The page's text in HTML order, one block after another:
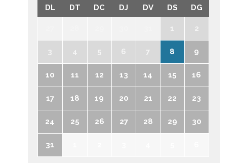
DL
DT DC DJ DV DS DG
1 2
3 4 5 6 7 8 9
10 11 12 13 14 15 16
17 18 19 20 21 22 23
24 25 26 27 28 29 30
31